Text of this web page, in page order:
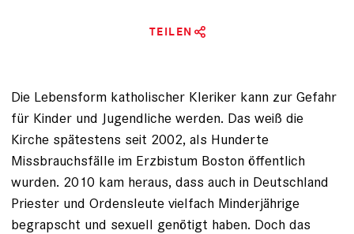
TEILEN
Die Lebensform katholischer Kleriker kann zur Gefahr
für Kinder und Jugendliche werden. Das weiß die
Kirche spätestens seit 2002, als Hunderte
Missbrauchsfälle im Erzbistum Boston öffentlich
wurden. 2010 kam heraus, dass auch in Deutschland
Priester und Ordens­leute vielfach Minderjährige
begrapscht und sexuell genötigt haben. Doch das